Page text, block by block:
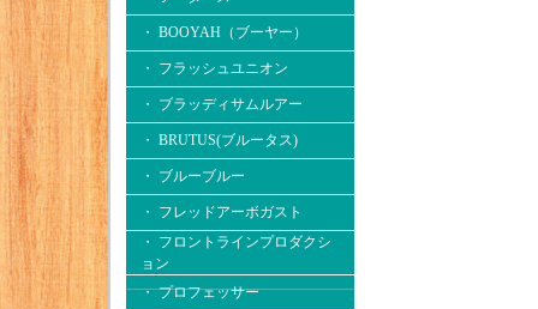
・ BOOYAH（ブーヤー）
・ フラッシュユニオン
・ ブラッディサムルアー
・ BRUTUS(ブルータス)
・ ブルーブルー
・ フレッドアーボガスト
・ フロントラインプロダクシ
ョン
・ プロフェッサー